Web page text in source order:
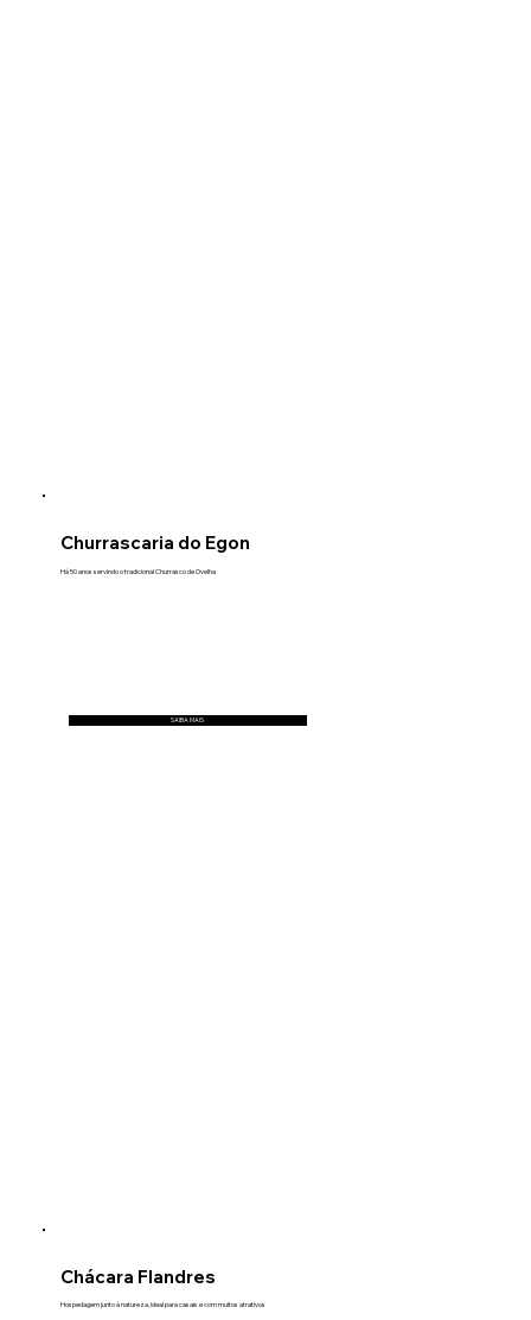
Churrascaria do Egon
Há 50 anos servindo o tradicional Churrasco de Ovelha
SAIBA MAIS
Chácara Flandres
Hospedagem junto à natureza, ideal para casais e com muitos atrativos